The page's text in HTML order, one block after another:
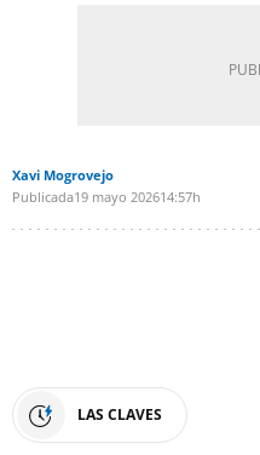
Xavi Mogrovejo
Publicada19 mayo 202614:57h
LAS CLAVES